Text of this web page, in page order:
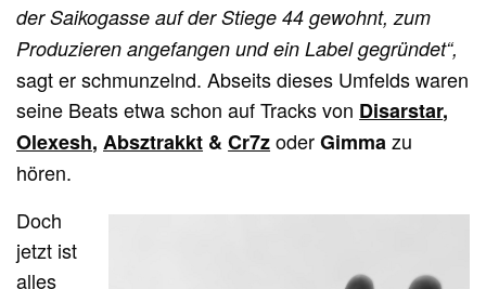
der Saikogasse auf der Stiege 44 gewohnt, zum
Produzieren angefangen und ein Label gegründet“,
sagt er schmunzelnd. Abseits dieses Umfelds waren
seine Beats etwa schon auf Tracks von Disarstar,
Olexesh,Absztrakkt &Cr7zoderGimmazu
hören.
Doch
jetzt ist
alles